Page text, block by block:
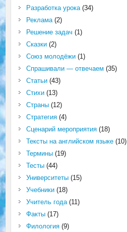
Разработка урока(34)
Реклама(2)
Решение задач (1)
Сказки(2)
Союз молодёжи(1)
Спрашивали — отвечаем (35)
Статьи(43)
Стихи(13)
Страны(12)
Стратегия(4)
Сценарий мероприятия(18)
Тексты на английском языке(10)
Термины(19)
Тесты(44)
Университеты(15)
Учебники(18)
Учитель года(11)
Факты(17)
Филология(9)